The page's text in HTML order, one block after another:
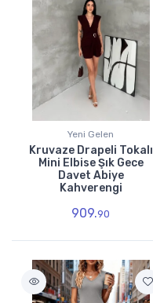
Yeni Gelen
Kruvaze Drapeli Tokalı
Mini Elbise Şık Gece
Davet Abiye
Kahverengi
909.90